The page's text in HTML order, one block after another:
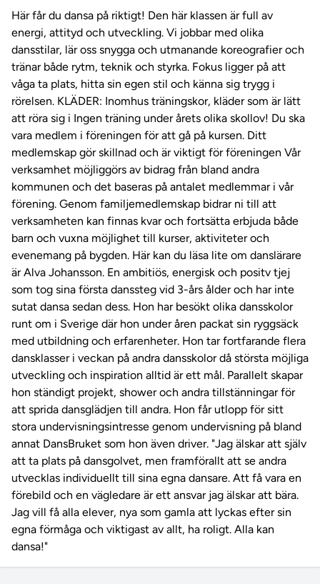
Här får du dansa på riktigt! Den här klassen är full av
energi, attityd och utveckling. Vi jobbar med olika
dansstilar, lär oss snygga och utmanande koreografier och
tränar både rytm, teknik och styrka. Fokus ligger på att
våga ta plats, hitta sin egen stil och känna sig trygg i
rörelsen. KLÄDER: Inomhus träningskor, kläder som är lätt
att röra sig i Ingen träning under årets olika skollov! Du ska
vara medlem i föreningen för att gå på kursen. Ditt
medlemskap gör skillnad och är viktigt för föreningen Vår
verksamhet möjliggörs av bidrag från bland andra
kommunen och det baseras på antalet medlemmar i vår
förening. Genom familjemedlemskap bidrar ni till att
verksamheten kan finnas kvar och fortsätta erbjuda både
barn och vuxna möjlighet till kurser, aktiviteter och
evenemang på bygden. Här kan du läsa lite om danslärare
är Alva Johansson. En ambitiös, energisk och positv tjej
som tog sina första danssteg vid 3-års ålder och har inte
sutat dansa sedan dess. Hon har besökt olika dansskolor
runt om i Sverige där hon under åren packat sin ryggsäck
med utbildning och erfarenheter. Hon tar fortfarande flera
dansklasser i veckan på andra dansskolor då största möjliga
utveckling och inspiration alltid är ett mål. Parallelt skapar
hon ständigt projekt, shower och andra tillstänningar för
att sprida dansglädjen till andra. Hon får utlopp för sitt
stora undervisningsintresse genom undervisning på bland
annat DansBruket som hon även driver. "Jag älskar att själv
att ta plats på dansgolvet, men framförallt att se andra
utvecklas individuellt till sina egna dansare. Att få vara en
förebild och en vägledare är ett ansvar jag älskar att bära.
Jag vill få alla elever, nya som gamla att lyckas efter sin
egna förmåga och viktigast av allt, ha roligt. Alla kan
dansa!"